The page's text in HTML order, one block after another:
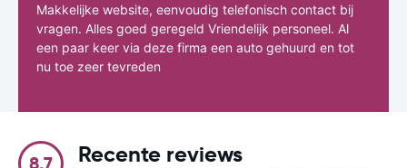
Makkelijke website, eenvoudig telefonisch contact bij
vragen. Alles goed geregeld Vriendelijk personeel. Al
een paar keer via deze firma een auto gehuurd en tot
nu toe zeer tevreden
Recente reviews